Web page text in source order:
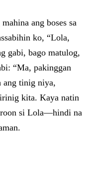
ang boses sa
ko, “Lola,
gabi, bago matulog,
“Ma, pakinggan
ang tinig niya,
kita. Kaya natin
si Lola—hindi na